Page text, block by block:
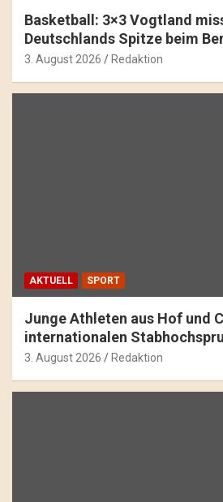
Basketball: 3×3 Vogtland
Deutschlands Spitze beim
3. August 2026 Redaktion
AKTUELL SPORT
Junge Athleten aus Hof und
internationalen
3. August 2026 Redaktion